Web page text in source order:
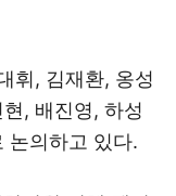
휘, 김재환, 옹성
, 배진영, 하성
논의하고 있다.